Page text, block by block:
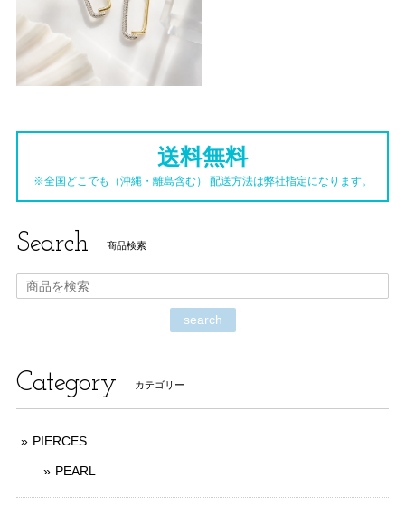
送料無料
※全国どこでも（沖縄・離島含む） 配送方法は弊社指定になります。
Search 商品検索
search
Category カテゴリー
PIERCES
PEARL